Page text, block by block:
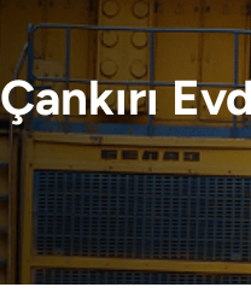
Çankırı